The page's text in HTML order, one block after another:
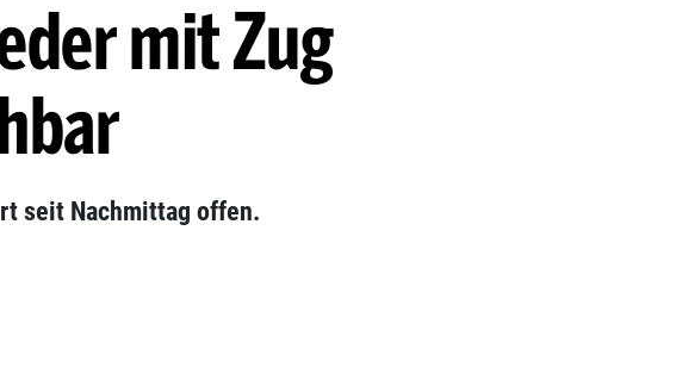
mit Zug
seit Nachmittag offen.